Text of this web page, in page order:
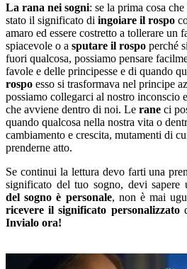
La rana nei sogni: se la prima cosa
stato il significato di ingoiare il rospo
amaro ed essere costretto a tollerare un
spiacevole o a sputare il rospo perché
fuori qualcosa, possiamo pensare
favole e delle principesse e di quando
rospo esso si trasformava nel principe
possiamo collegarci al nostro inconscio
che avviene dentro di noi. Le rane ci
quando qualcosa nella nostra vita o
cambiamento e crescita, mutamenti di
prenderne atto.
Se continui la lettura devo farti una
significato del tuo sogno, devi sapere
del sogno è personale, non è mai
ricevere il significato personalizzato
Invialo ora!